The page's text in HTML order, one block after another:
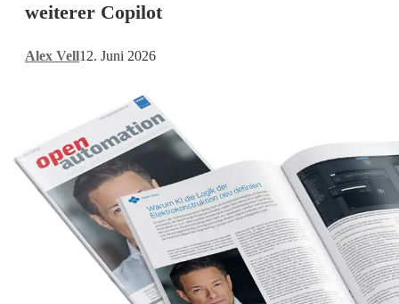
Engineering
Copilot
weiterer Copilot
Alex Vell12. Juni 2026